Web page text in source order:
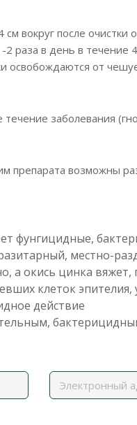
вокруг после очистки
раза в день в
от
заболевания
препарата возможны
фунгицидные,
а окись цинка
клеток
действие